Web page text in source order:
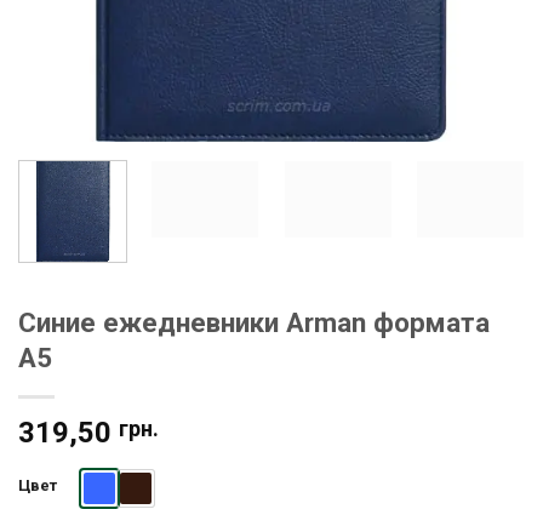
Синие ежедневники Arman формата
А5
319,50 грн.
Цвет